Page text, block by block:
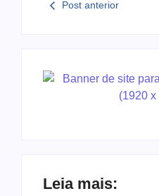
Post anterior
Leia mais: